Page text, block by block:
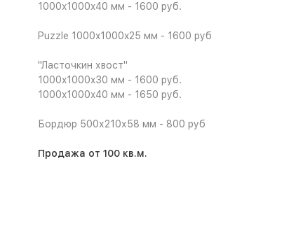
1000x1000x40 мм - 1600 руб.
Puzzle 1000x1000x25 мм - 1600 руб
"Ласточкин хвост"
1000x1000x30 мм - 1600 руб.
1000x1000x40 мм - 1650 руб.
Бордюр 500х210х58 мм - 800 руб
Продажа от 100 кв.м.